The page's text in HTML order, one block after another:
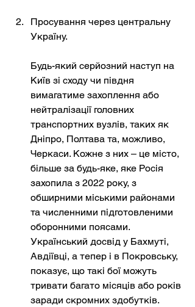
Просування через центральну
Україну.
Будь-який серйозний наступ на
Київ зі сходу чи півдня
вимагатиме захоплення або
нейтралізації головних
транспортних вузлів, таких як
Дніпро, Полтава та, можливо,
Черкаси. Кожне з них – це місто,
більше за будь-яке, яке Росія
захопила з 2022 року, з
обширними міськими районами
та численними підготовленими
оборонними поясами.
Український досвід у Бахмуті,
Авдіївці, а тепер і в Покровську,
показує, що такі бої можуть
тривати багато місяців або років
заради скромних здобутків.